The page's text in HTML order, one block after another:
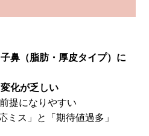
子鼻（脂肪・厚皮タイプ）に
変化が乏しい
提になりやすい
ミス」と「期待値過多」